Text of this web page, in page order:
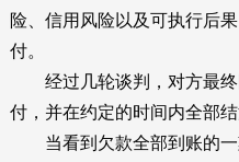
险、信用风险以及可执行后
付。
经过几轮谈判，对方最终
付，并在约定的时间内全部结
当看到欠款全部到账的一